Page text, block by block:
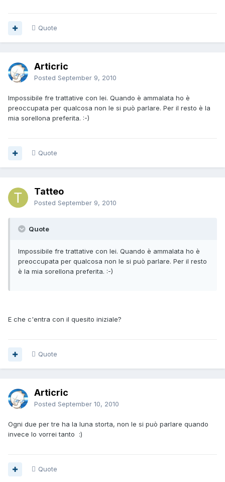
Quote
Articric
Posted September 9, 2010
Impossibile fre trattative con lei. Quando è ammalata ho è
preoccupata per qualcosa non le si può parlare. Per il resto è la
mia sorellona preferita. :-)
Quote
Tatteo
Posted September 9, 2010
Quote
Impossibile fre trattative con lei. Quando è ammalata ho è
preoccupata per qualcosa non le si può parlare. Per il resto
è la mia sorellona preferita. :-)
E che c'entra con il quesito iniziale?
Quote
Articric
Posted September 10, 2010
Ogni due per tre ha la luna storta, non le si può parlare quando
invece lo vorrei tanto :)
Quote